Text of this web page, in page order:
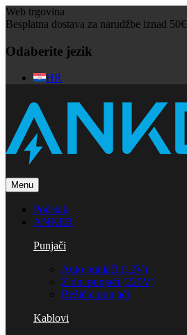
Web trgovina
Besplatna dostava za narudžbe iznad 50€
Odaberite jezik
HR
Menu
Početak
ANKER
Punjači
Auto punjači (12V)
Zidni punjači (220V)
Bežični punjači
Kablovi